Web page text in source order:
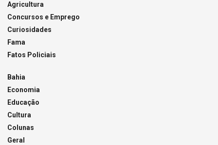
Agricultura
Concursos e Emprego
Curiosidades
Fama
Fatos Policiais
Bahia
Economia
Educação
Cultura
Colunas
Geral